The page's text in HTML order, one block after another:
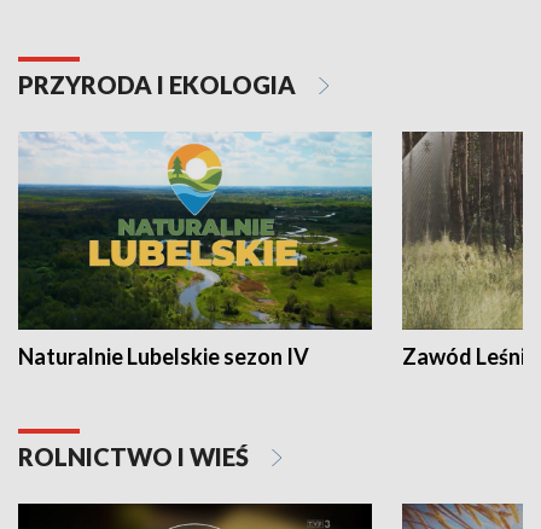
PRZYRODA I EKOLOGIA
Naturalnie Lubelskie sezon IV Zawód Leśnik
ROLNICTWO I WIEŚ